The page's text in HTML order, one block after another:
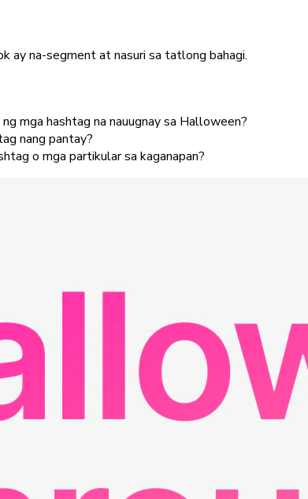
ay na-segment at nasuri sa tatlong bahagi.
mga hashtag na nauugnay sa Halloween?
nang pantay?
o mga partikular sa kaganapan?